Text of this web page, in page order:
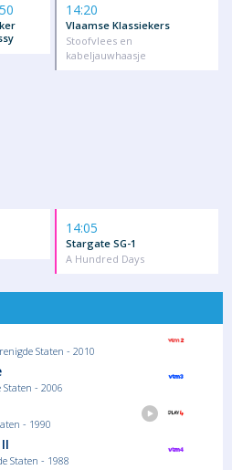
14:20
Vlaamse Klassiekers
Stoofvlees en
kabeljauwhaasje
14:05
Stargate SG-1
A Hundred Days
Staten - 2010
- 2006
- 1990
Staten - 1988